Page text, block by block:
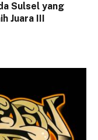
Sulsel yang
Juara III